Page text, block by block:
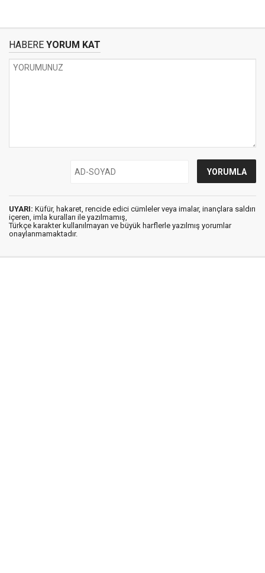
HABERE YORUM KAT
UYARI: Küfür, hakaret, rencide edici cümleler veya imalar, inançlara saldırı
içeren, imla kuralları ile yazılmamış,
Türkçe karakter kullanılmayan ve büyük harflerle yazılmış yorumlar
onaylanmamaktadır.